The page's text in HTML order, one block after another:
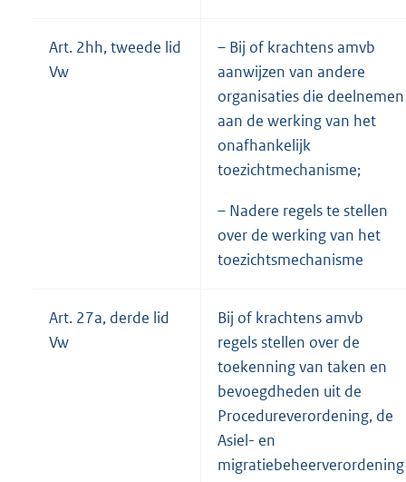
Art. 2hh, tweede lid
Vw
– Bij of krachtens amvb
aanwijzen van andere
organisaties die deelnemen
aan de werking van het
onafhankelijk
toezichtmechanisme;
– Nadere regels te stellen
over de werking van het
toezichtsmechanisme
Art. 27a, derde lid
Vw
Bij of krachtens amvb
regels stellen over de
toekenning van taken en
bevoegdheden uit de
Procedureverordening, de
Asiel- en
migratiebeheerverordening